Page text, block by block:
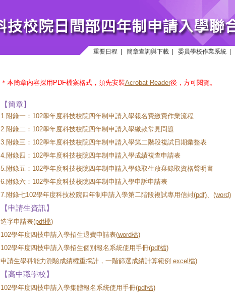
重要日程 簡章查詢與下載 委員學校作業系統
＊本簡章內容採用PDF檔案格式，須先安裝Acrobat Reader後，方可閱覽。
【簡章】
1.附錄一： 102學年度科技校院四年制申請入學報名費繳費作業流程
2.附錄二： 102學年度科技校院四年制申請入學繳款常見問題
3.附錄三： 102學年度科技校院四年制申請入學第二階段複試日期彙整表
4.附錄四： 102學年度科技校院四年制申請入學成績複查申請表
5.附錄五： 102學年度科技校院四年制申請入學錄取生放棄錄取資格聲明書
6.附錄六： 102學年度科技校院四年制申請入學申訴申請表
7.附錄七102學年度科技校院四年制申請入學第二階段複試專用信封(pdf)、 (word)
【申請生資訊】
造字申請表(pdf檔)
102學年度四技申請入學招生退費申請表(word檔)
102學年度四技申請入學招生個別報名系統使用手冊(pdf檔)
申請生學科能力測驗成績權重採計，一階篩選成績計算範例 excel檔)
【高中職學校】
102學年度四技申請入學集體報名系統使用手冊(pdf檔)